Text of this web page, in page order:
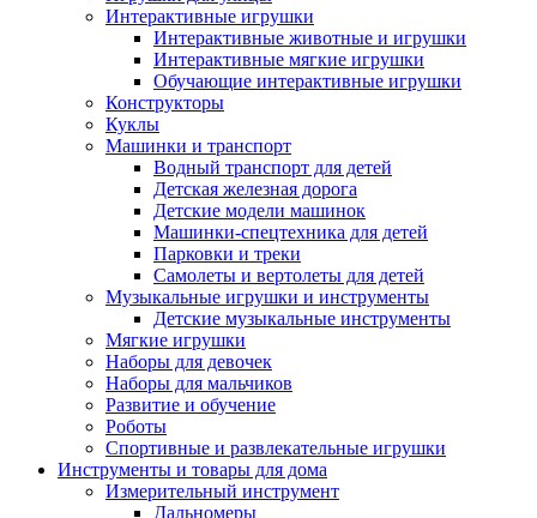
Интерактивные игрушки
Интерактивные животные и игрушки
Интерактивные мягкие игрушки
Обучающие интерактивные игрушки
Конструкторы
Куклы
Машинки и транспорт
Водный транспорт для детей
Детская железная дорога
Детские модели машинок
Машинки-спецтехника для детей
Парковки и треки
Самолеты и вертолеты для детей
Музыкальные игрушки и инструменты
Детские музыкальные инструменты
Мягкие игрушки
Наборы для девочек
Наборы для мальчиков
Развитие и обучение
Роботы
Спортивные и развлекательные игрушки
Инструменты и товары для дома
Измерительный инструмент
Дальномеры